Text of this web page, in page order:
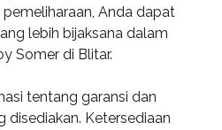
Anda dapat
lebih bijaksana dalam
Somer di Blitar.
tentang garansi dan
disediakan. Ketersediaan